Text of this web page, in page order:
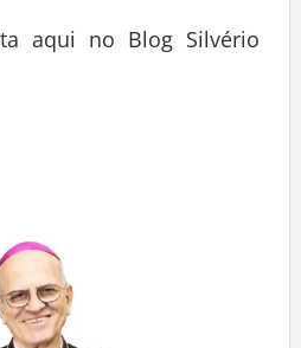
aqui no Blog Silvério